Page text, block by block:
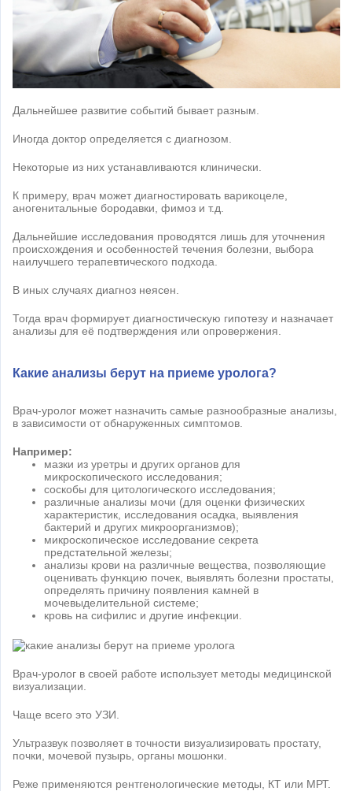
Дальнейшее развитие событий бывает разным.
Иногда доктор определяется с диагнозом.
Некоторые из них устанавливаются клинически.
К примеру, врач может диагностировать варикоцеле,
аногенитальные бородавки, фимоз и т.д.
Дальнейшие исследования проводятся лишь для уточнения
происхождения и особенностей течения болезни, выбора
наилучшего терапевтического подхода.
В иных случаях диагноз неясен.
Тогда врач формирует диагностическую гипотезу и назначает
анализы для её подтверждения или опровержения.
Какие анализы берут на приеме уролога?
Врач-уролог может назначить самые разнообразные анализы,
в зависимости от обнаруженных симптомов.
Например:
мазки из уретры и других органов для
микроскопического исследования;
соскобы для цитологического исследования;
различные анализы мочи (для оценки физических
характеристик, исследования осадка, выявления
бактерий и других микроорганизмов);
микроскопическое исследование секрета
предстательной железы;
анализы крови на различные вещества, позволяющие
оценивать функцию почек, выявлять болезни простаты,
определять причину появления камней в
мочевыделительной системе;
кровь на сифилис и другие инфекции.
Врач-уролог в своей работе использует методы медицинской
визуализации.
Чаще всего это УЗИ.
Ультразвук позволяет в точности визуализировать простату,
почки, мочевой пузырь, органы мошонки.
Реже применяются рентгенологические методы, КТ или МРТ.